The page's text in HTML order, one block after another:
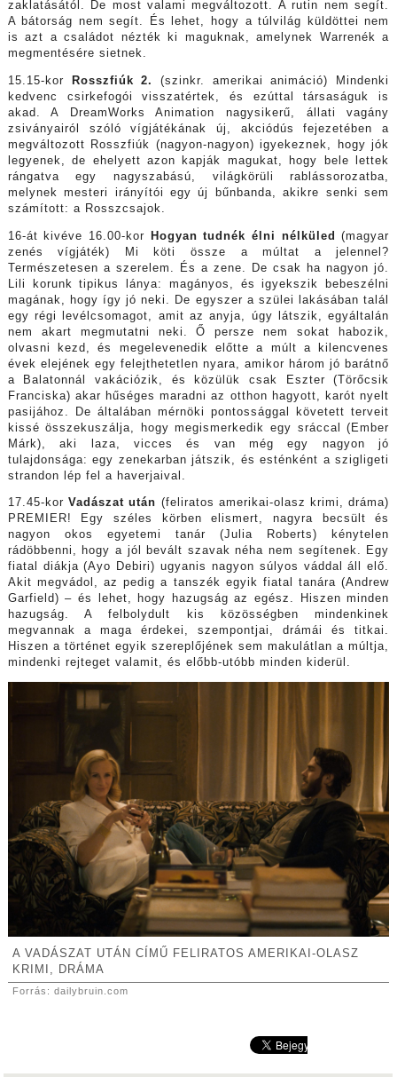
zaklatásától. De most valami megváltozott. A rutin nem segít.
A bátorság nem segít. És lehet, hogy a túlvilág küldöttei nem
is azt a családot nézték ki maguknak, amelynek Warrenék a
megmentésére sietnek.
15.15-kor Rosszfiúk 2. (szinkr. amerikai animáció) Mindenki
kedvenc csirkefogói visszatértek, és ezúttal társaságuk is
akad. A DreamWorks Animation nagysikerű, állati vagány
zsiványairól szóló vígjátékának új, akciódús fejezetében a
megváltozott Rosszfiúk (nagyon-nagyon) igyekeznek, hogy jók
legyenek, de ehelyett azon kapják magukat, hogy bele lettek
rángatva egy nagyszabású, világkörüli rablássorozatba,
melynek mesteri irányítói egy új bűnbanda, akikre senki sem
számított: a Rosszcsajok.
16-át kivéve 16.00-kor Hogyan tudnék élni nélküled(magyar
zenés vígjáték) Mi köti össze a múltat a jelennel?
Természetesen a szerelem. És a zene. De csak ha nagyon jó.
Lili korunk tipikus lánya: magányos, és igyekszik bebeszélni
magának, hogy így jó neki. De egyszer a szülei lakásában talál
egy régi levélcsomagot, amit az anyja, úgy látszik, egyáltalán
nem akart megmutatni neki. Ő persze nem sokat habozik,
olvasni kezd, és megelevenedik előtte a múlt a kilencvenes
évek elejének egy felejthetetlen nyara, amikor három jó barátnő
a Balatonnál vakációzik, és közülük csak Eszter (Törőcsik
Franciska) akar hűséges maradni az otthon hagyott, karót nyelt
pasijához. De általában mérnöki pontossággal követett terveit
kissé összekuszálja, hogy megismerkedik egy sráccal (Ember
Márk), aki laza, vicces és van még egy nagyon jó
tulajdonsága: egy zenekarban játszik, és esténként a szigligeti
strandon lép fel a haverjaival.
17.45-korVadászat után (feliratos amerikai-olasz krimi, dráma)
PREMIER! Egy széles körben elismert, nagyra becsült és
nagyon okos egyetemi tanár (Julia Roberts) kénytelen
rádöbbenni, hogy a jól bevált szavak néha nem segítenek. Egy
fiatal diákja (Ayo Debiri) ugyanis nagyon súlyos váddal áll elő.
Akit megvádol, az pedig a tanszék egyik fiatal tanára (Andrew
Garfield) – és lehet, hogy hazugság az egész. Hiszen minden
hazugság. A felbolydult kis közösségben mindenkinek
megvannak a maga érdekei, szempontjai, drámái és titkai.
Hiszen a történet egyik szereplőjének sem makulátlan a múltja,
mindenki rejteget valamit, és előbb-utóbb minden kiderül.
A VADÁSZAT UTÁN CÍMŰ FELIRATOS AMERIKAI-OLASZ
KRIMI, DRÁMA
Forrás: dailybruin.com